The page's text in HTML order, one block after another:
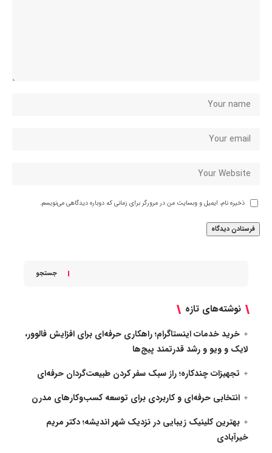
ذخیره نام، ایمیل و وبسایت من در مرورگر برای زمانی که دوباره دیدگاهی می‌نویسم.
جستجو
نوشته‌های تازه
خرید خدمات اینستاگرام؛ راهکاری حرفه‌ای برای افزایش فالوور،
لایک و ویو و رشد قدرتمند پیج‌ها
تجهیزات چندکاره؛ راز سبک سفر کردن طبیعت‌گردان حرفه‌ای
انتخابی حرفه‌ای و کاربردی برای توسعه کسب‌وکارهای مدرن
بهترین کلینیک زیبایی در نزدیک شهر اندیشه؛ دکتر مریم
خیرآبادی